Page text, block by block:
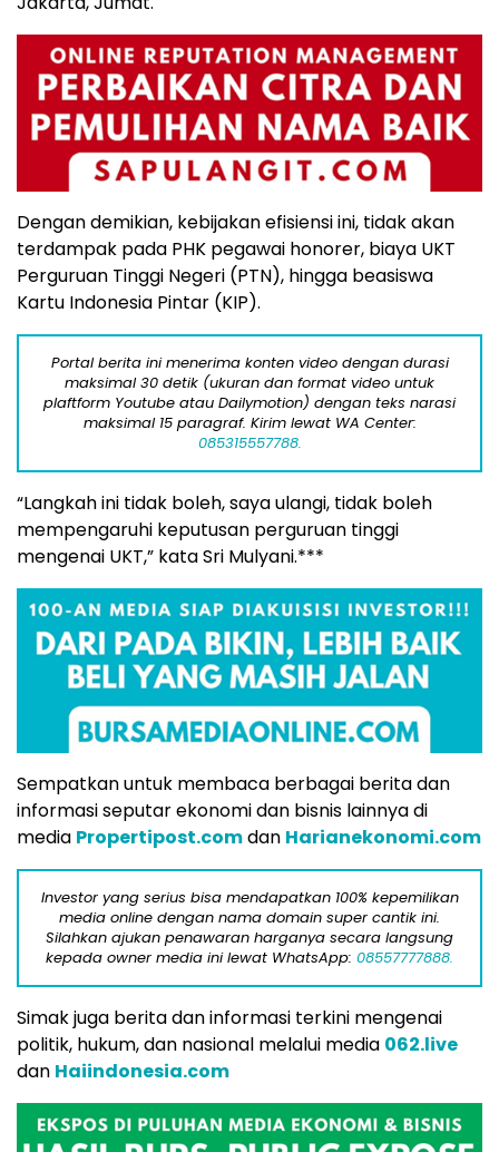
Dengan demikian, kebijakan efisiensi ini, tidak akan
terdampak pada PHK pegawai honorer, biaya UKT
Perguruan Tinggi Negeri (PTN), hingga beasiswa
Kartu Indonesia Pintar (KIP).
Portal berita ini menerima konten video dengan durasi
maksimal 30 detik (ukuran dan format video untuk
plaftform Youtube atau Dailymotion) dengan teks narasi
maksimal 15 paragraf. Kirim lewat WA Center:
085315557788.
“Langkah ini tidak boleh, saya ulangi, tidak boleh
mempengaruhi keputusan perguruan tinggi
mengenai UKT,” kata Sri Mulyani.***
Sempatkan untuk membaca berbagai berita dan
informasi seputar ekonomi dan bisnis lainnya di
media Propertipost.comdan Harianekonomi.com
Investor yang serius bisa mendapatkan 100% kepemilikan
media online dengan nama domain super cantik ini.
Silahkan ajukan penawaran harganya secara langsung
kepada owner media ini lewat WhatsApp: 08557777888.
Simak juga berita dan informasi terkini mengenai
politik, hukum, dan nasional melalui media 062.live
dan Haiindonesia.com